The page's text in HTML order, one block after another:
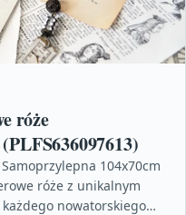
róże
104x70cm
róże z unikalnym
nowatorskiego